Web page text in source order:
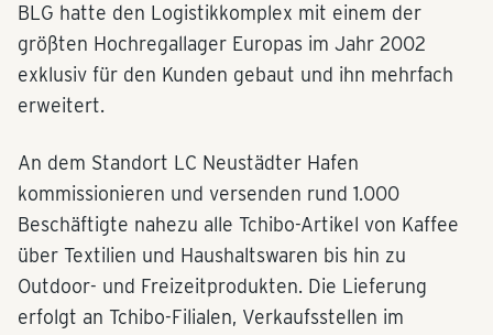
BLG hatte den Logistikkomplex mit einem der
größten Hochregallager Europas im Jahr 2002
exklusiv für den Kunden gebaut und ihn mehrfach
erweitert.
An dem Standort LC Neustädter Hafen
kommissionieren und versenden rund 1.000
Beschäftigte nahezu alle Tchibo-Artikel von Kaffee
über Textilien und Haushaltswaren bis hin zu
Outdoor- und Freizeitprodukten. Die Lieferung
erfolgt an Tchibo-Filialen, Verkaufsstellen im